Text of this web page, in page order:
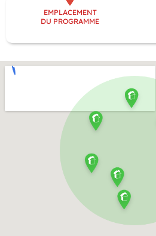
EMPLACEMENT
DU PROGRAMME